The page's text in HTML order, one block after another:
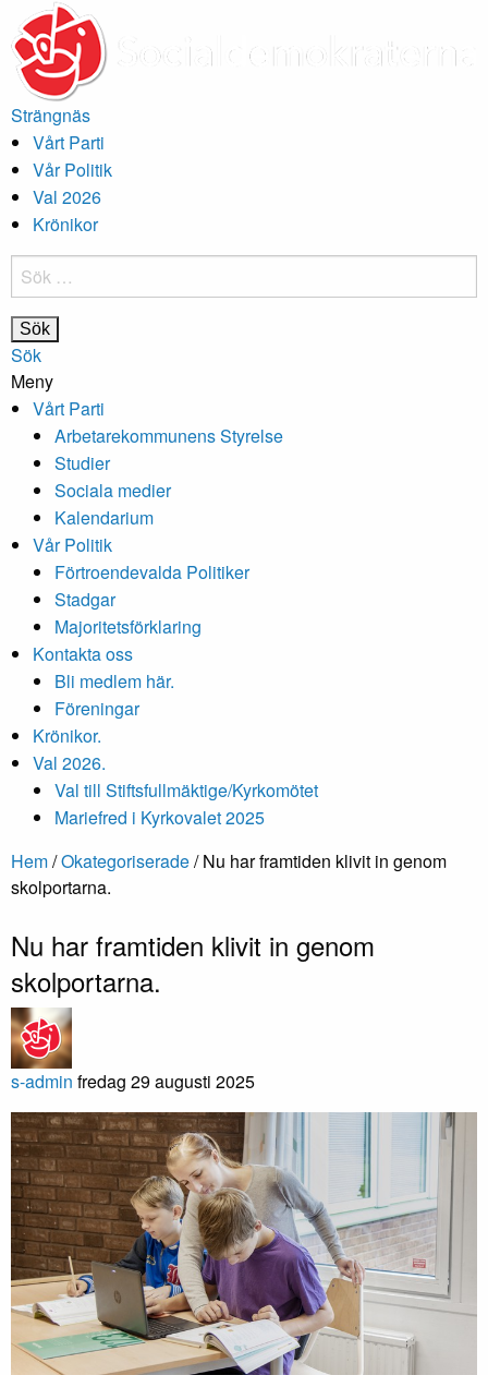
Strängnäs
Vårt Parti
Vår Politik
Val 2026
Krönikor
Sök
efter:
Sök
Meny
Vårt Parti
Arbetarekommunens Styrelse
Studier
Sociala medier
Kalendarium
Vår Politik
Förtroendevalda Politiker
Stadgar
Majoritetsförklaring
Kontakta oss
Bli medlem här.
Föreningar
Krönikor.
Val 2026.
Val till Stiftsfullmäktige/Kyrkomötet
Mariefred i Kyrkovalet 2025
Hem/Okategoriserade/Nu har framtiden klivit in genom
skolportarna.
Nu har framtiden klivit in genom
skolportarna.
s-admin fredag 29 augusti 2025